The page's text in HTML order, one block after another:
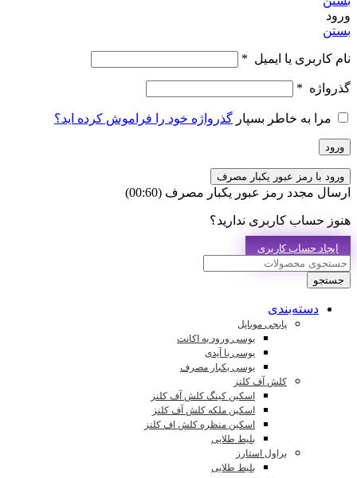
ورود
بستن
نام کاربری یا ایمیل *
گذرواژه *
مرا به خاطر بسپار گذرواژه خود را فراموش کرده اید؟
ورود
ورود با رمز عبور یکبار مصرف
ارسال مجدد رمز عبور یکبار مصرف (00:
60
)
هنوز حساب کاربری ندارید؟
ایجاد حساب کاربری
جستجو
دسته‌بندی
پابجی موبایل
یوسی ورود به اکانت
یوسی با آیدی
یوسی یکبار مصرف
کلش آف کلنز
اسکین کینگ کلش آف کلنز
اسکین ملکه کلش آف کلنز
اسکین منظره کلش اف کلنز
بلیط طلایی
براول استارز
بلیط طلایی